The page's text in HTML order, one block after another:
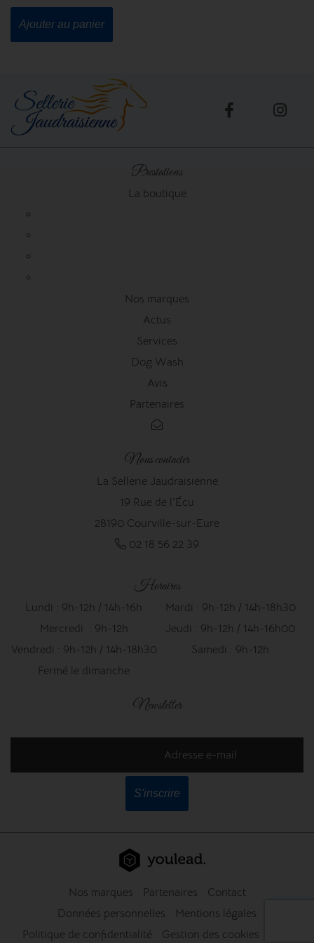
Ajouter au panier
Prestations
La boutique
Nos marques
Actus
Services
Dog Wash
Avis
Partenaires
Newsletter
Adresse e-mail
S'inscrire
Nous contacter
La Sellerie Jaudraisienne
19 Rue de l'Écu
28190 Courville-sur-Eure
02 18 56 22 39
Horaires
Lundi : 9h-12h / 14h-16h
Mardi : 9h-12h / 14h-18h30
Mercredi : 9h-12h
Jeudi : 9h-12h / 14h-16h00
Vendredi : 9h-12h / 14h-18h30
Samedi : 9h-12h
Fermé le dimanche
Nos marques Partenaires
Contact
Données personnelles
Mentions légales
Politique de confidentialité
Gestion des cookies